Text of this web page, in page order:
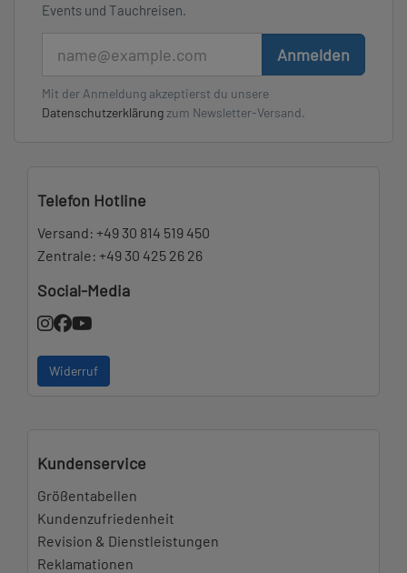
Events und Tauchreisen.
Anmelden
Mit der Anmeldung akzeptierst du unsere
Datenschutzerklärung zum Newsletter-Versand.
Telefon Hotline
Versand: +49 30 814 519 450
Zentrale: +49 30 425 26 26
Social-Media
Widerruf
Kundenservice
Größentabellen
Kundenzufriedenheit
Revision & Dienstleistungen
Reklamationen